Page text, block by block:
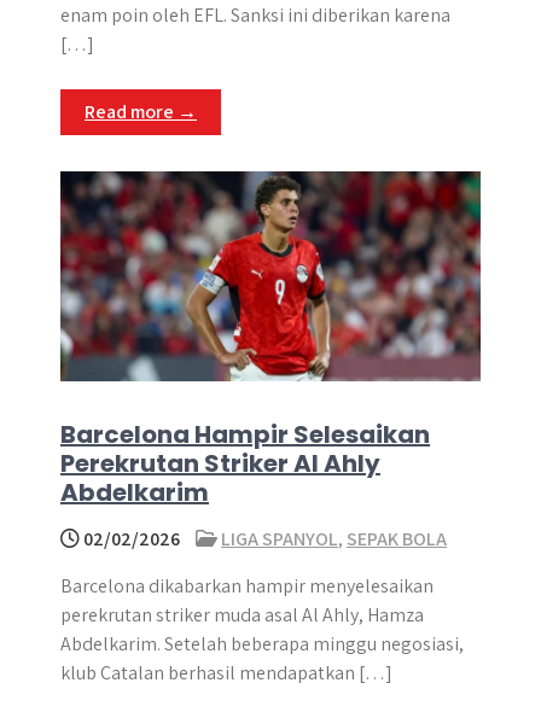
enam poin oleh EFL. Sanksi ini diberikan karena
[…]
Read more →
Barcelona Hampir Selesaikan
Perekrutan Striker Al Ahly
Abdelkarim
02/02/2026 LIGA SPANYOL, SEPAK BOLA
Barcelona dikabarkan hampir menyelesaikan
perekrutan striker muda asal Al Ahly, Hamza
Abdelkarim. Setelah beberapa minggu negosiasi,
klub Catalan berhasil mendapatkan […]